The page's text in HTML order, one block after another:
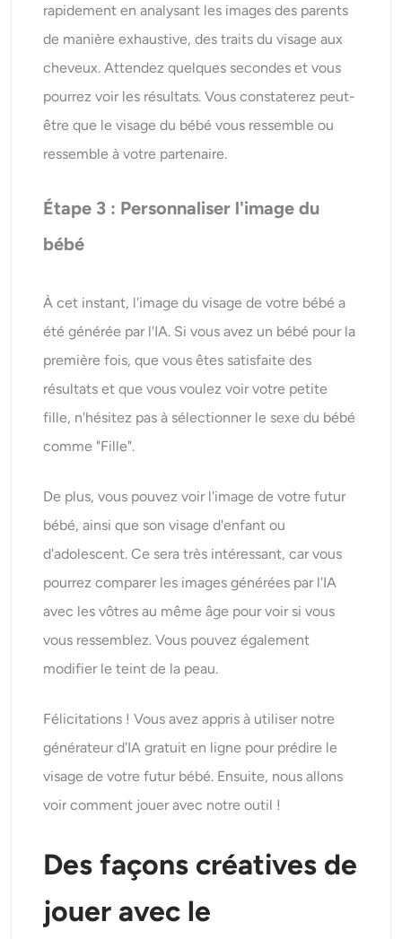
rapidement en analysant les images des parents
de manière exhaustive, des traits du visage aux
cheveux. Attendez quelques secondes et vous
pourrez voir les résultats. Vous constaterez peut-
être que le visage du bébé vous ressemble ou
ressemble à votre partenaire.
Étape 3 : Personnaliser l'image du
bébé
À cet instant, l'image du visage de votre bébé a
été générée par l'IA. Si vous avez un bébé pour la
première fois, que vous êtes satisfaite des
résultats et que vous voulez voir votre petite
fille, n'hésitez pas à sélectionner le sexe du bébé
comme "Fille".
De plus, vous pouvez voir l'image de votre futur
bébé, ainsi que son visage d'enfant ou
d'adolescent. Ce sera très intéressant, car vous
pourrez comparer les images générées par l'IA
avec les vôtres au même âge pour voir si vous
vous ressemblez. Vous pouvez également
modifier le teint de la peau.
Félicitations ! Vous avez appris à utiliser notre
générateur d'IA gratuit en ligne pour prédire le
visage de votre futur bébé. Ensuite, nous allons
voir comment jouer avec notre outil !
Des façons créatives de
jouer avec le